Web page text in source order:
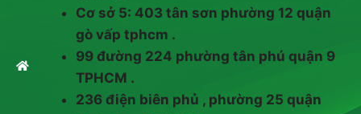
Cơ sở 5: 403 tân sơn phường 12 quận
gò vấp tphcm .
99 đường 224 phường tân phú quận 9
TPHCM .
236 điện biên phủ , phường 25 quận